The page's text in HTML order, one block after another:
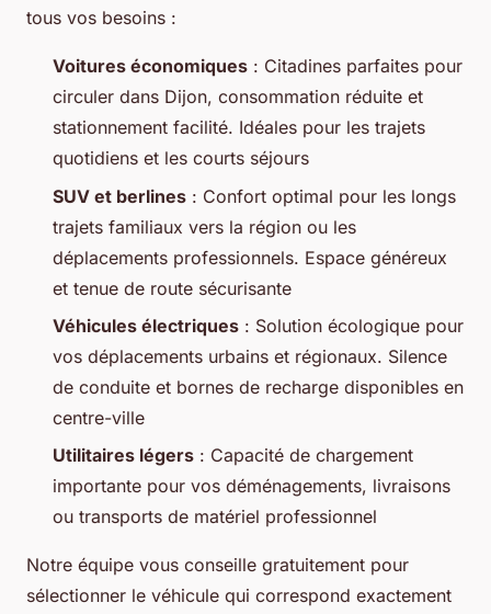
tous vos besoins :
Voitures économiques : Citadines parfaites pour
circuler dans Dijon, consommation réduite et
stationnement facilité. Idéales pour les trajets
quotidiens et les courts séjours
SUV et berlines : Confort optimal pour les longs
trajets familiaux vers la région ou les
déplacements professionnels. Espace généreux
et tenue de route sécurisante
Véhicules électriques : Solution écologique pour
vos déplacements urbains et régionaux. Silence
de conduite et bornes de recharge disponibles en
centre-ville
Utilitaires légers : Capacité de chargement
importante pour vos déménagements, livraisons
ou transports de matériel professionnel
Notre équipe vous conseille gratuitement pour
sélectionner le véhicule qui correspond exactement